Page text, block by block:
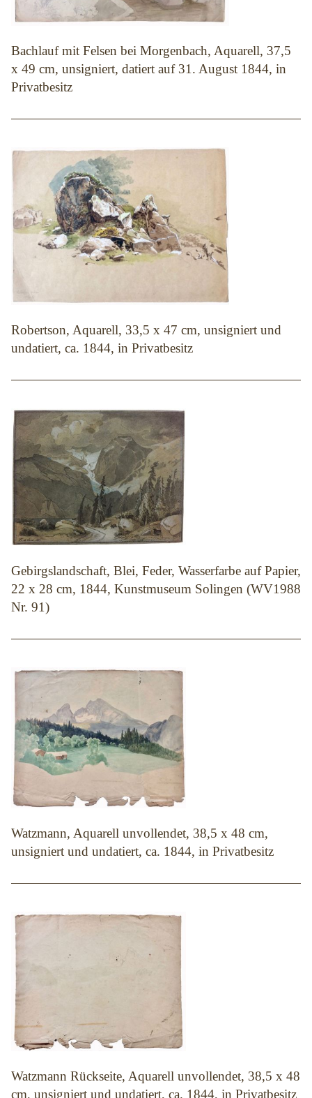
Bachlauf mit Felsen bei Morgenbach, Aquarell, 37,5
x 49 cm, unsigniert, datiert auf 31. August 1844, in
Privatbesitz
Robertson, Aquarell, 33,5 x 47 cm, unsigniert und
undatiert, ca. 1844, in Privatbesitz
Gebirgslandschaft, Blei, Feder, Wasserfarbe auf Papier,
22 x 28 cm, 1844, Kunstmuseum Solingen (WV1988
Nr. 91)
Watzmann, Aquarell unvollendet, 38,5 x 48 cm,
unsigniert und undatiert, ca. 1844, in Privatbesitz
Watzmann Rückseite, Aquarell unvollendet, 38,5 x 48
cm, unsigniert und undatiert, ca. 1844, in Privatbesitz